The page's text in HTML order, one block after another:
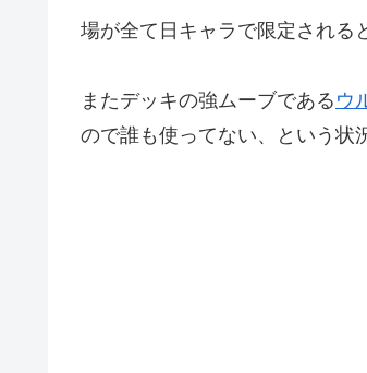
場が全て日キャラで限定される
またデッキの強ムーブである ウ
ので誰も使ってない、という状